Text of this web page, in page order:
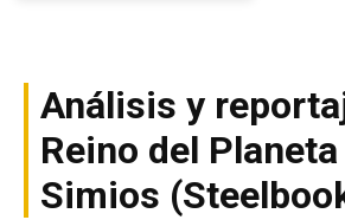
Análisis y
Reino del
Simios